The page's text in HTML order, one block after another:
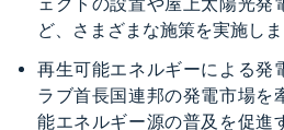
ど、さまざまな施策を実施しま
再生可能エネルギーによる発
ラブ首長国連邦の発電市場を
能エネルギー源の普及を促進